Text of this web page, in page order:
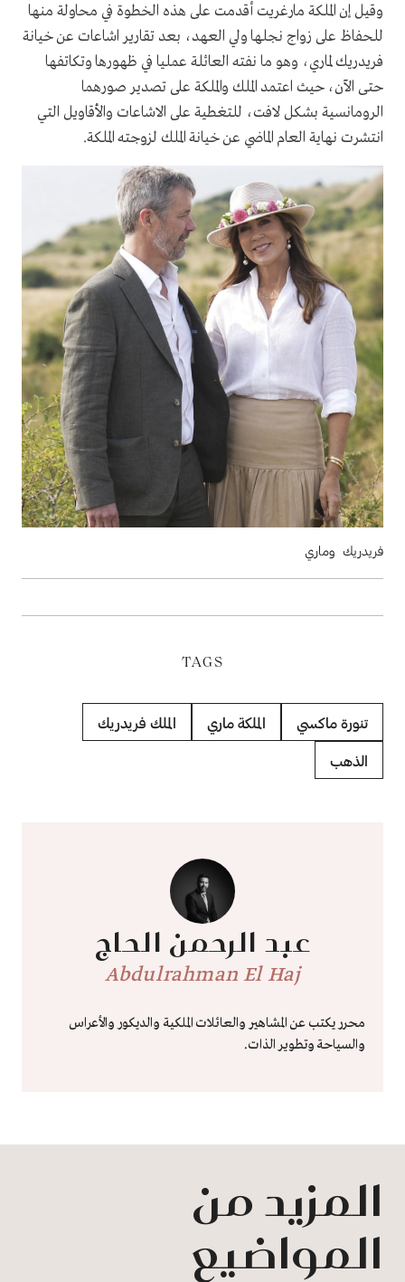
وقيل إن الملكة مارغريت أقدمت على هذه الخطوة في محاولة منها
للحفاظ على زواج نجلها ولي العهد، بعد تقارير اشاعات عن خيانة
فريدريك لماري، وهو ما نفته العائلة عمليا في ظهورها وتكاتفها
حتى الآن، حيث اعتمد الملك والملكة على تصدير صورهما
الرومانسية بشكل لافت، للتغطية على الاشاعات والأقاويل التي
انتشرت نهاية العام الماضي عن خيانة الملك لزوجته الملكة.
فريدريك وماري
TAGS
تنورة ماكسي الملكة ماري الملك فريدريك
الذهب
عبد الرحمن الحاج
Abdulrahman El Haj
محرر يكتب عن المشاهير والعائلات الملكية والديكور والأعراس
والسياحة وتطوير الذات.
المزيد من
المواضيع